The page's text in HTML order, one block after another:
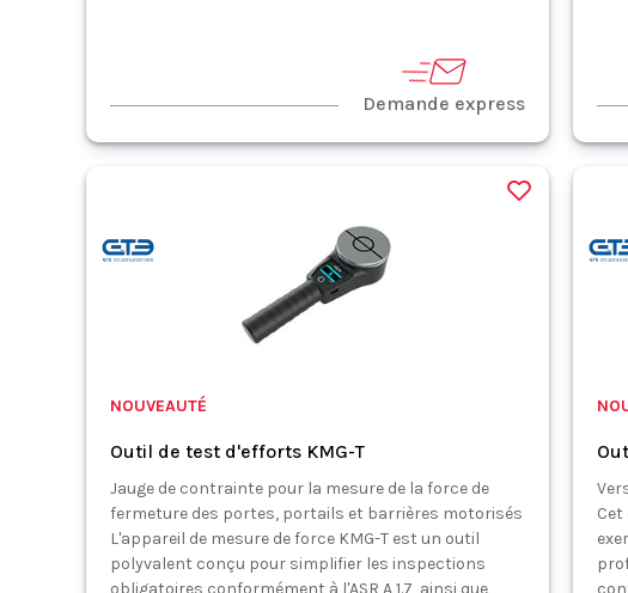
Demande express
NOUVEAUTÉ
Outil de test d'efforts KMG-T
Jauge de contrainte pour la mesure de la force de
fermeture des portes, portails et barrières motorisés
L'appareil de mesure de force KMG-T est un outil
polyvalent conçu pour simplifier les inspections
obligatoires conformément à l'ASR A 1.7, ainsi que